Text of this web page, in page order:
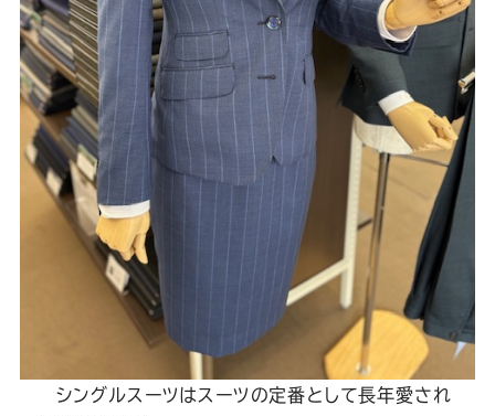
シングルスーツはスーツの定番として長年愛され